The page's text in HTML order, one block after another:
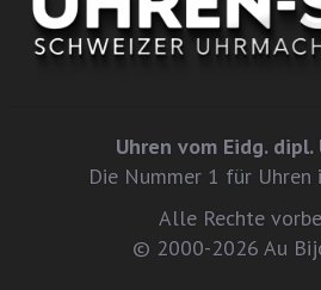
Uhren vom Eidg. dipl.
Die Nummer 1 für Uhren
Alle Rechte
© 2000-2026 Au